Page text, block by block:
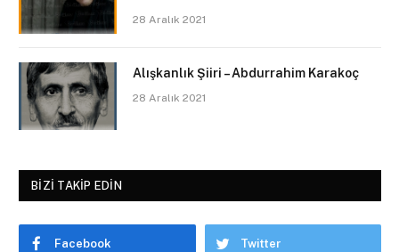
28 Aralık 2021
Alışkanlık Şiiri – Abdurrahim Karakoç
28 Aralık 2021
BIZI TAKIP EDIN
Facebook Twitter